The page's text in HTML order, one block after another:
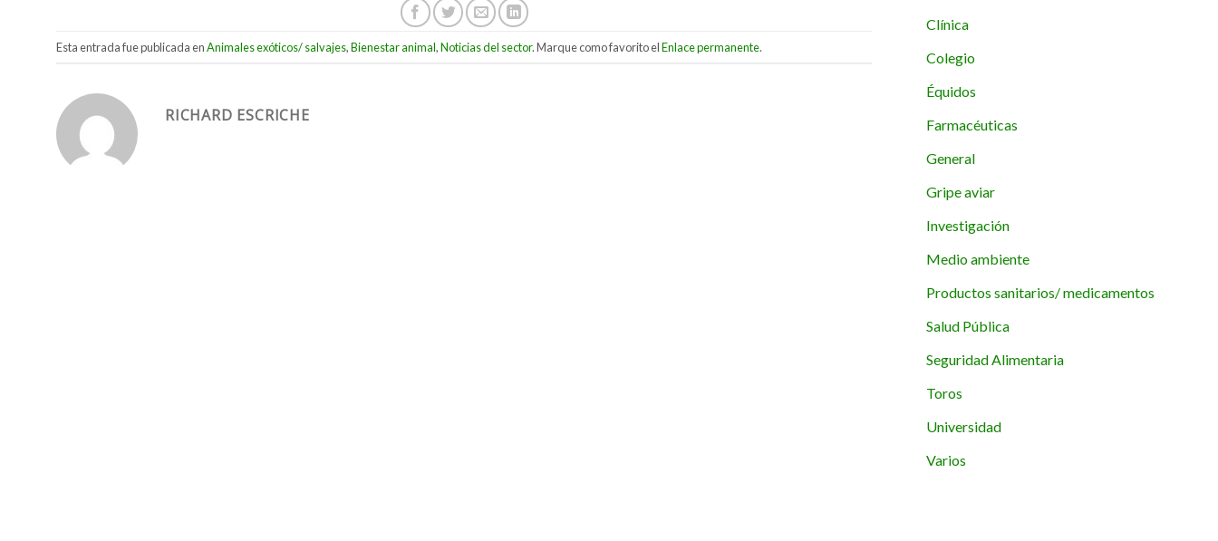
Esta entrada fue publicada enAnimales exóticos/ salvajes,Bienestar animal,Noticias del sector. Marque como favorito elEnlace permanente.
RICHARD ESCRICHE
Clínica
Colegio
Équidos
Farmacéuticas
General
Gripe aviar
Investigación
Medio ambiente
Productos sanitarios/ medicamentos
Salud Pública
Seguridad Alimentaria
Toros
Universidad
Varios